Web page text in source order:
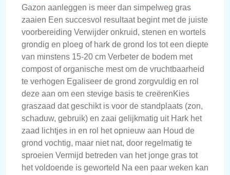
Gazon aanleggen is meer dan simpelweg gras
zaaien Een succesvol resultaat begint met de juiste
voorbereiding Verwijder onkruid, stenen en wortels
grondig en ploeg of hark de grond los tot een diepte
van minstens 15-20 cm Verbeter de bodem met
compost of organische mest om de vruchtbaarheid
te verhogen Egaliseer de grond zorgvuldig en rol
deze aan om een stevige basis te creërenKies
graszaad dat geschikt is voor de standplaats (zon,
schaduw, gebruik) en zaai gelijkmatig uit Hark het
zaad lichtjes in en rol het opnieuw aan Houd de
grond vochtig, maar niet nat, door regelmatig te
sproeien Vermijd betreden van het jonge gras tot
het voldoende is geworteld Na een paar weken kan